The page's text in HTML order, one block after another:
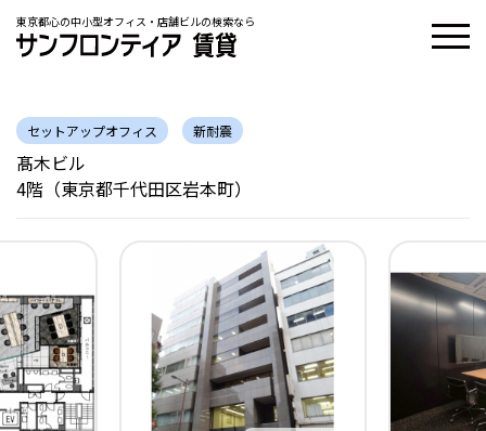
東京都心の中小型オフィス・店舗ビルの検索なら
セットアップオフィス 新耐震
髙木ビル
4階（東京都千代田区岩本町）